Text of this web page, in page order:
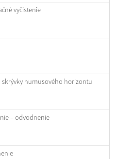
vyčistenie
skrývky humusového horizontu
– odvodnenie